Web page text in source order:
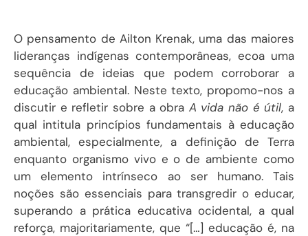
O pensamento de Ailton Krenak, uma das maiores
lideranças indígenas contemporâneas, ecoa uma
sequência de ideias que podem corroborar a
educação ambiental. Neste texto, propomo-nos a
discutir e refletir sobre a obra A vida não é útil, a
qual intitula princípios fundamentais à educação
ambiental, especialmente, a definição de Terra
enquanto organismo vivo e o de ambiente como
um elemento intrínseco ao ser humano. Tais
noções são essenciais para transgredir o educar,
superando a prática educativa ocidental, a qual
reforça, majoritariamente, que “[…] educação é, na